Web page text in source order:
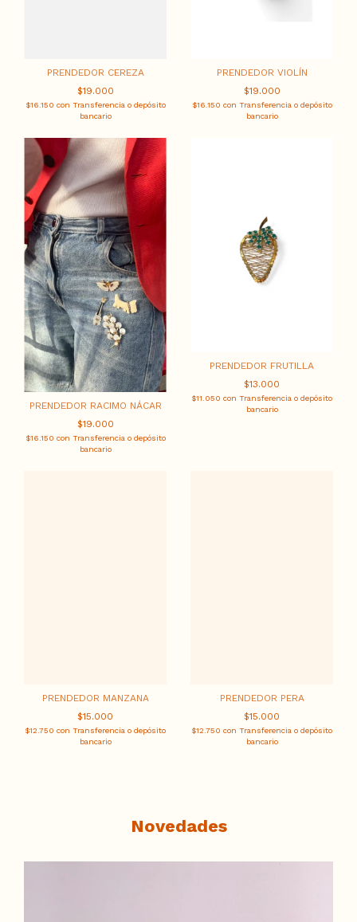
PRENDEDOR CEREZA
$19.000
$16.150 con Transferencia o depósito
bancario
PRENDEDOR VIOLÍN
$19.000
$16.150 con Transferencia o depósito
bancario
PRENDEDOR RACIMO NÁCAR
$19.000
$16.150 con Transferencia o depósito
bancario
PRENDEDOR FRUTILLA
$13.000
$11.050 con Transferencia o depósito
bancario
PRENDEDOR MANZANA
$15.000
$12.750 con Transferencia o depósito
bancario
PRENDEDOR PERA
$15.000
$12.750 con Transferencia o depósito
bancario
Novedades